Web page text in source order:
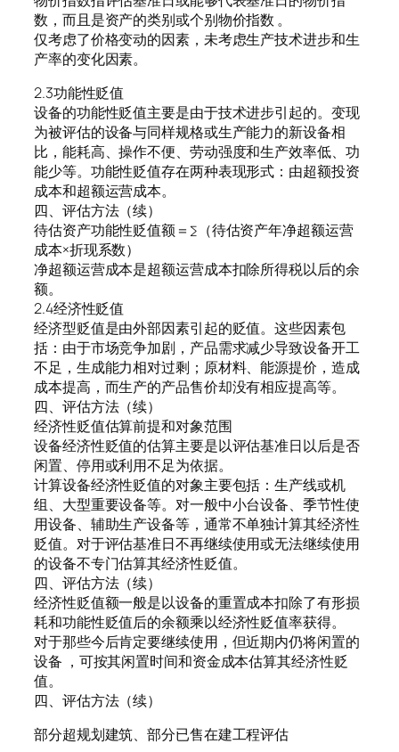
数，而且是资产的类别或个别物价指数 。
仅考虑了价格变动的因素，未考虑生产技术进步和生
产率的变化因素。
2.3功能性贬值
设备的功能性贬值主要是由于技术进步引起的。变现
为被评估的设备与同样规格或生产能力的新设备相
比，能耗高、操作不便、劳动强度和生产效率低、功
能少等。功能性贬值存在两种表现形式：由超额投资
成本和超额运营成本。
四、评估方法（续）
待估资产功能性贬值额＝∑（待估资产年净超额运营
成本×折现系数）
净超额运营成本是超额运营成本扣除所得税以后的余
额。
2.4经济性贬值
经济型贬值是由外部因素引起的贬值。这些因素包
括：由于市场竞争加剧，产品需求减少导致设备开工
不足，生成能力相对过剩；原材料、能源提价，造成
成本提高，而生产的产品售价却没有相应提高等。
四、评估方法（续）
经济性贬值估算前提和对象范围
设备经济性贬值的估算主要是以评估基准日以后是否
闲置、停用或利用不足为依据。
计算设备经济性贬值的对象主要包括：生产线或机
组、大型重要设备等。对一般中小台设备、季节性使
用设备、辅助生产设备等，通常不单独计算其经济性
贬值。对于评估基准日不再继续使用或无法继续使用
的设备不专门估算其经济性贬值。
四、评估方法（续）
经济性贬值额一般是以设备的重置成本扣除了有形损
耗和功能性贬值后的余额乘以经济性贬值率获得。
对于那些今后肯定要继续使用，但近期内仍将闲置的
设备 ，可按其闲置时间和资金成本估算其经济性贬
值。
四、评估方法（续）
部分超规划建筑、部分已售在建工程评估